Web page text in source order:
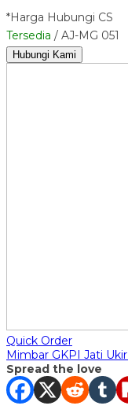
*Harga Hubungi CS
Tersedia / AJ-MG 051
Hubungi Kami
Quick Order
Mimbar GKPI Jati
Spread the love